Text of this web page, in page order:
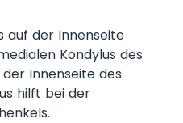
auf der Innenseite
Kondylus des
Innenseite des
hilft bei der